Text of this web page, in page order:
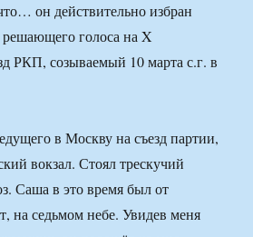
он действительно избран
решающего голоса на X
РКП, созываемый 10 марта с.г. в
в Москву на съезд партии,
вокзал. Стоял трескучий
Саша в это время был от
на седьмом небе. Увидев меня